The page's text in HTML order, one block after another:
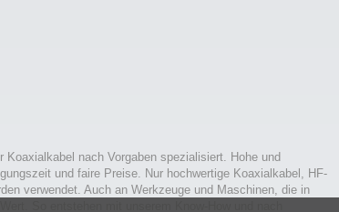
nach Vorgaben spezialisiert. Hohe und
und faire Preise. Nur hochwertige Koaxialkabel, HF-
verwendet. Auch an Werkzeuge und Maschinen, die in